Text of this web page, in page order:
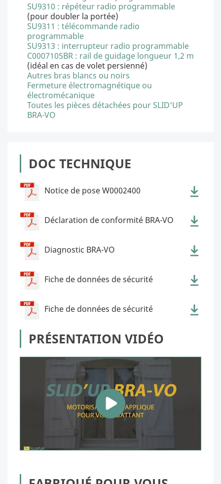
SU9310 : répéteur radio programmable
(pour doubler la portée)
SU9311 : télécommande radio
programmable
SU9313 : interrupteur radio programmable
C0007105BR : rail de guidage longueur 1,2 m
(idéal en cas de volet persienné)
Autres bras blancs ou noirs
Fermeture électromagnétique ou
électromécanique
Toutes les pièces détachées pour SLID'UP
BRA-VO
DOC TECHNIQUE
Notice de pose W0002400
Déclaration de conformité BRA-VO
Diagnostic BRA-VO
Fiche de données de sécurité
Fiche de données de sécurité
PRÉSENTATION VIDÉO